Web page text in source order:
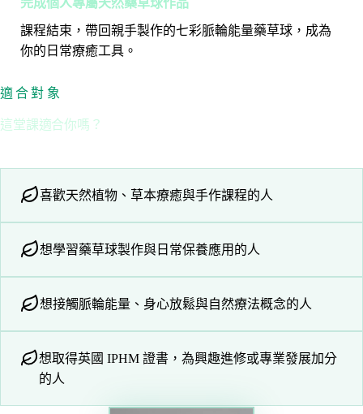
完成個人專屬天然藥草球作品
課程結束，帶回親手製作的七彩脈輪能量藥草球，成為
你的日常療癒工具。
適合對象
這堂課適合你嗎？
喜歡天然植物、草本療癒與手作課程的人
想學習藥草球製作與日常保養應用的人
想接觸脈輪能量、身心放鬆與自然療法概念的人
想取得英國 IPHM 證書，為興趣進修或專業發展加分
的人